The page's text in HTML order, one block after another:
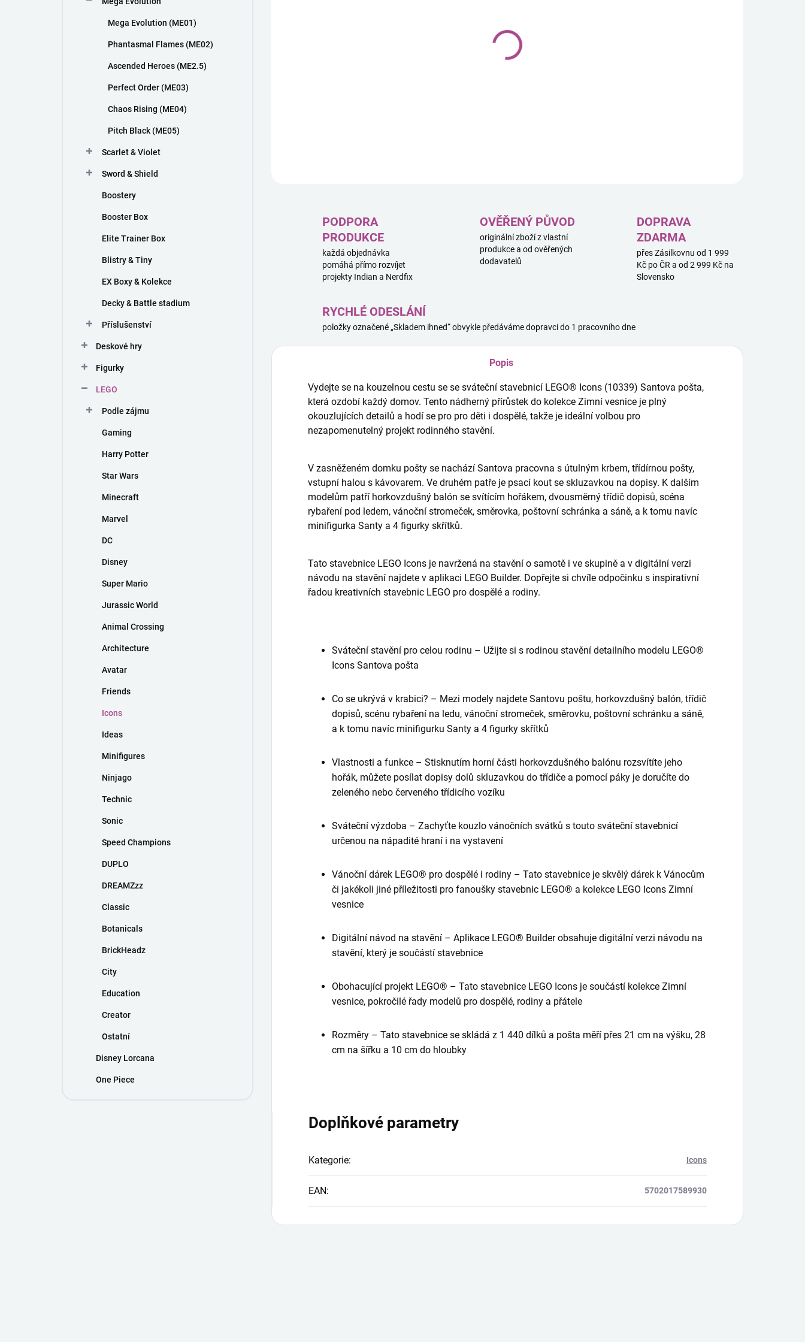
Mega Evolution (ME01)
Phantasmal Flames (ME02)
Ascended Heroes (ME2.5)
Perfect Order (ME03)
Chaos Rising (ME04)
Pitch Black (ME05)
Scarlet & Violet
Sword & Shield
Boostery
Booster Box
Elite Trainer Box
Blistry & Tiny
EX Boxy & Kolekce
Decky & Battle stadium
Příslušenství
Deskové hry
Figurky
LEGO
Podle zájmu
Gaming
Harry Potter
Star Wars
Minecraft
Marvel
DC
Disney
Super Mario
Jurassic World
Animal Crossing
Architecture
Avatar
Friends
Icons
Ideas
Minifigures
Ninjago
Technic
Sonic
Speed Champions
DUPLO
DREAMZzz
Classic
Botanicals
BrickHeadz
City
Education
Creator
Ostatní
Disney Lorcana
One Piece
ideální volbou pro nezapomenutelný projekt rodinného stavění.
PODPORA
PRODUKCE
každá objednávka
pomáhá přímo rozvíjet
projekty Indian a Nerdfix
OVĚŘENÝ PŮVOD
originální zboží z vlastní
produkce a od ověřených
dodavatelů
DOPRAVA
ZDARMA
přes Zásilkovnu od 1 999
Kč po ČR a od 2 999 Kč na
Slovensko
RYCHLÉ ODESLÁNÍ
položky označené „Skladem ihned“ obvykle předáváme dopravci do 1 pracovního dne
Popis
Vydejte se na kouzelnou cestu se se sváteční stavebnicí LEGO® Icons (10339) Santova pošta,
která ozdobí každý domov. Tento nádherný přírůstek do kolekce Zimní vesnice je plný
okouzlujících detailů a hodí se pro pro děti i dospělé, takže je ideální volbou pro
nezapomenutelný projekt rodinného stavění.
V zasněženém domku pošty se nachází Santova pracovna s útulným krbem, třídírnou pošty,
vstupní halou s kávovarem. Ve druhém patře je psací kout se skluzavkou na dopisy. K dalším
modelům patří horkovzdušný balón se svítícím hořákem, dvousměrný třídič dopisů, scéna
rybaření pod ledem, vánoční stromeček, směrovka, poštovní schránka a sáně, a k tomu navíc
minifigurka Santy a 4 figurky skřítků.
Tato stavebnice LEGO Icons je navržená na stavění o samotě i ve skupině a v digitální verzi
návodu na stavění najdete v aplikaci LEGO Builder. Dopřejte si chvíle odpočinku s inspirativní
řadou kreativních stavebnic LEGO pro dospělé a rodiny.
Sváteční stavění pro celou rodinu – Užijte si s rodinou stavění detailního modelu LEGO®
Icons Santova pošta
Co se ukrývá v krabici? – Mezi modely najdete Santovu poštu, horkovzdušný balón, třídič
dopisů, scénu rybaření na ledu, vánoční stromeček, směrovku, poštovní schránku a sáně,
a k tomu navíc minifigurku Santy a 4 figurky skřítků
Vlastnosti a funkce – Stisknutím horní části horkovzdušného balónu rozsvítíte jeho
hořák, můžete posílat dopisy dolů skluzavkou do třídiče a pomocí páky je doručíte do
zeleného nebo červeného třídicího vozíku
Sváteční výzdoba – Zachyťte kouzlo vánočních svátků s touto sváteční stavebnicí
určenou na nápadité hraní i na vystavení
Vánoční dárek LEGO® pro dospělé i rodiny – Tato stavebnice je skvělý dárek k Vánocům
či jakékoli jiné příležitosti pro fanoušky stavebnic LEGO® a kolekce LEGO Icons Zimní
vesnice
Digitální návod na stavění – Aplikace LEGO® Builder obsahuje digitální verzi návodu na
stavění, který je součástí stavebnice
Obohacující projekt LEGO® – Tato stavebnice LEGO Icons je součástí kolekce Zimní
vesnice, pokročilé řady modelů pro dospělé, rodiny a přátele
Rozměry – Tato stavebnice se skládá z 1 440 dílků a pošta měří přes 21 cm na výšku, 28
cm na šířku a 10 cm do hloubky
Doplňkové parametry
Kategorie: Icons
EAN: 5702017589930